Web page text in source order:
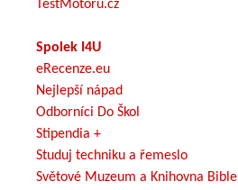
TestMotoru.cz
Spolek I4U
eRecenze.eu
Nejlepší nápad
Odborníci Do Škol
Stipendia +
Studuj techniku a řemeslo
Světové Muzeum a Knihovna Bible